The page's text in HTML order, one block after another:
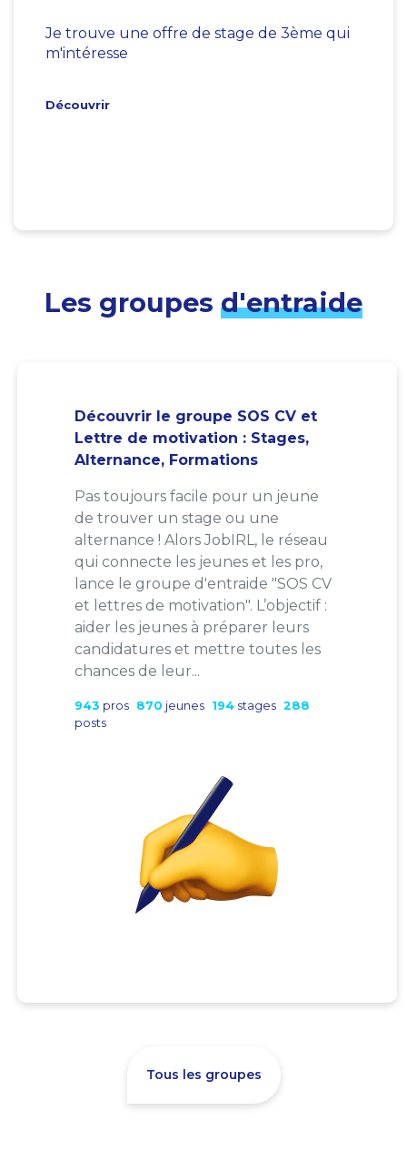
Je trouve une offre de stage de 3ème qui
m'intéresse
Découvrir
Les groupes d'entraide
Découvrir le groupe SOS CV et
Lettre de motivation : Stages,
Alternance, Formations
Pas toujours facile pour un jeune
de trouver un stage ou une
alternance ! Alors JobIRL, le réseau
qui connecte les jeunes et les pro,
lance le groupe d'entraide "SOS CV
et lettres de motivation". L’objectif :
aider les jeunes à préparer leurs
candidatures et mettre toutes les
chances de leur...
943 pros 870 jeunes 194 stages 288
posts
Tous les groupes